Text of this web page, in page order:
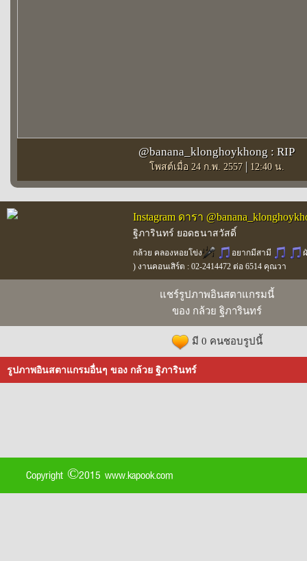
@banana_klonghoykhong : RIP
โพสต์เมื่อ 24 ก.พ. 2557 | 12:40 น.
Instagram ดารา
ฐิภารินทร์ ยอดธนาสวัสดิ์
กล้วย คลองหอยโข่ง อยากมีสามี
) งานคอนเสิร์ต : 02-2414472 ต่อ 6514 คุณวา
แชร์รูปภาพอินสตาแกรมนี้
ของ กล้วย ฐิภารินทร์
มี 0 คนชอบรูปนี้
รูปภาพอินสตาแกรมอื่นๆ ของ กล้วย ฐิภารินทร์
Copyright ©2015 www.kapook.com